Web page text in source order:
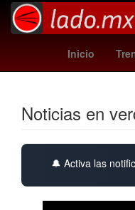
Inicio
Noticias en
🔔 Activa las